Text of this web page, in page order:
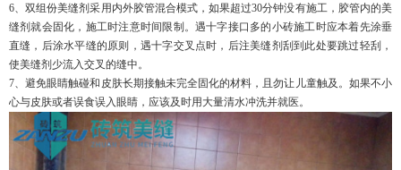
6、双组份美缝剂采用内外胶管混合模式，如果超过30分钟没有施工，胶管内的美
缝剂就会固化，施工时注意时间限制。遇十字接口多的小砖施工时应本着先涂垂
直缝，后涂水平缝的原则，遇十字交叉点时，后注美缝剂刮到此处要跳过轻刮，
使美缝剂少流入交叉的缝中。
7、避免眼睛触碰和皮肤长期接触未完全固化的材料，且勿让儿童触及。如果不小
心与皮肤或者误食误入眼睛，应该及时用大量清水冲洗并就医。